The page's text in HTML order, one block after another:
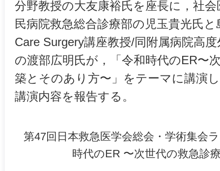
分野教授の大友康裕氏を座長に，社
民病院救急総合診療部の児玉貴光氏
Care Surgery講座教授/同附属病院高
の渡部広明氏が，「令和時代のER〜
築とそのあり方〜」をテーマに講演
講演内容を報告する。
第47回日本救急医学会総会・学術集
時代のER 〜次世代の救急診